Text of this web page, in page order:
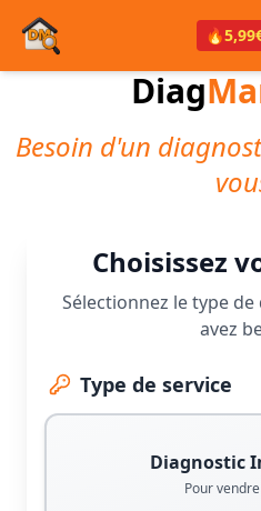
🔥
Diag
Besoin d'un
Choisissez
Sélectionnez le type
avez
Type de service
Diagnostic
Pour